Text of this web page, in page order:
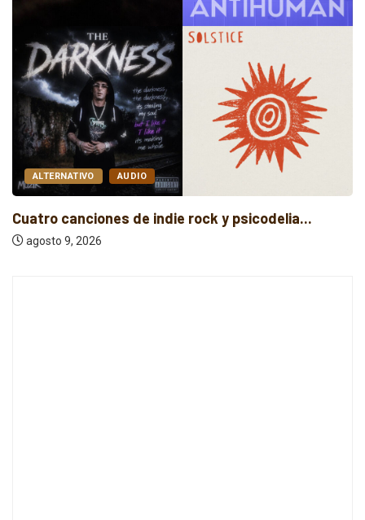
AUDIO EDM
Noisetech y N’Sears unen amor y trance...
agosto 9, 2026